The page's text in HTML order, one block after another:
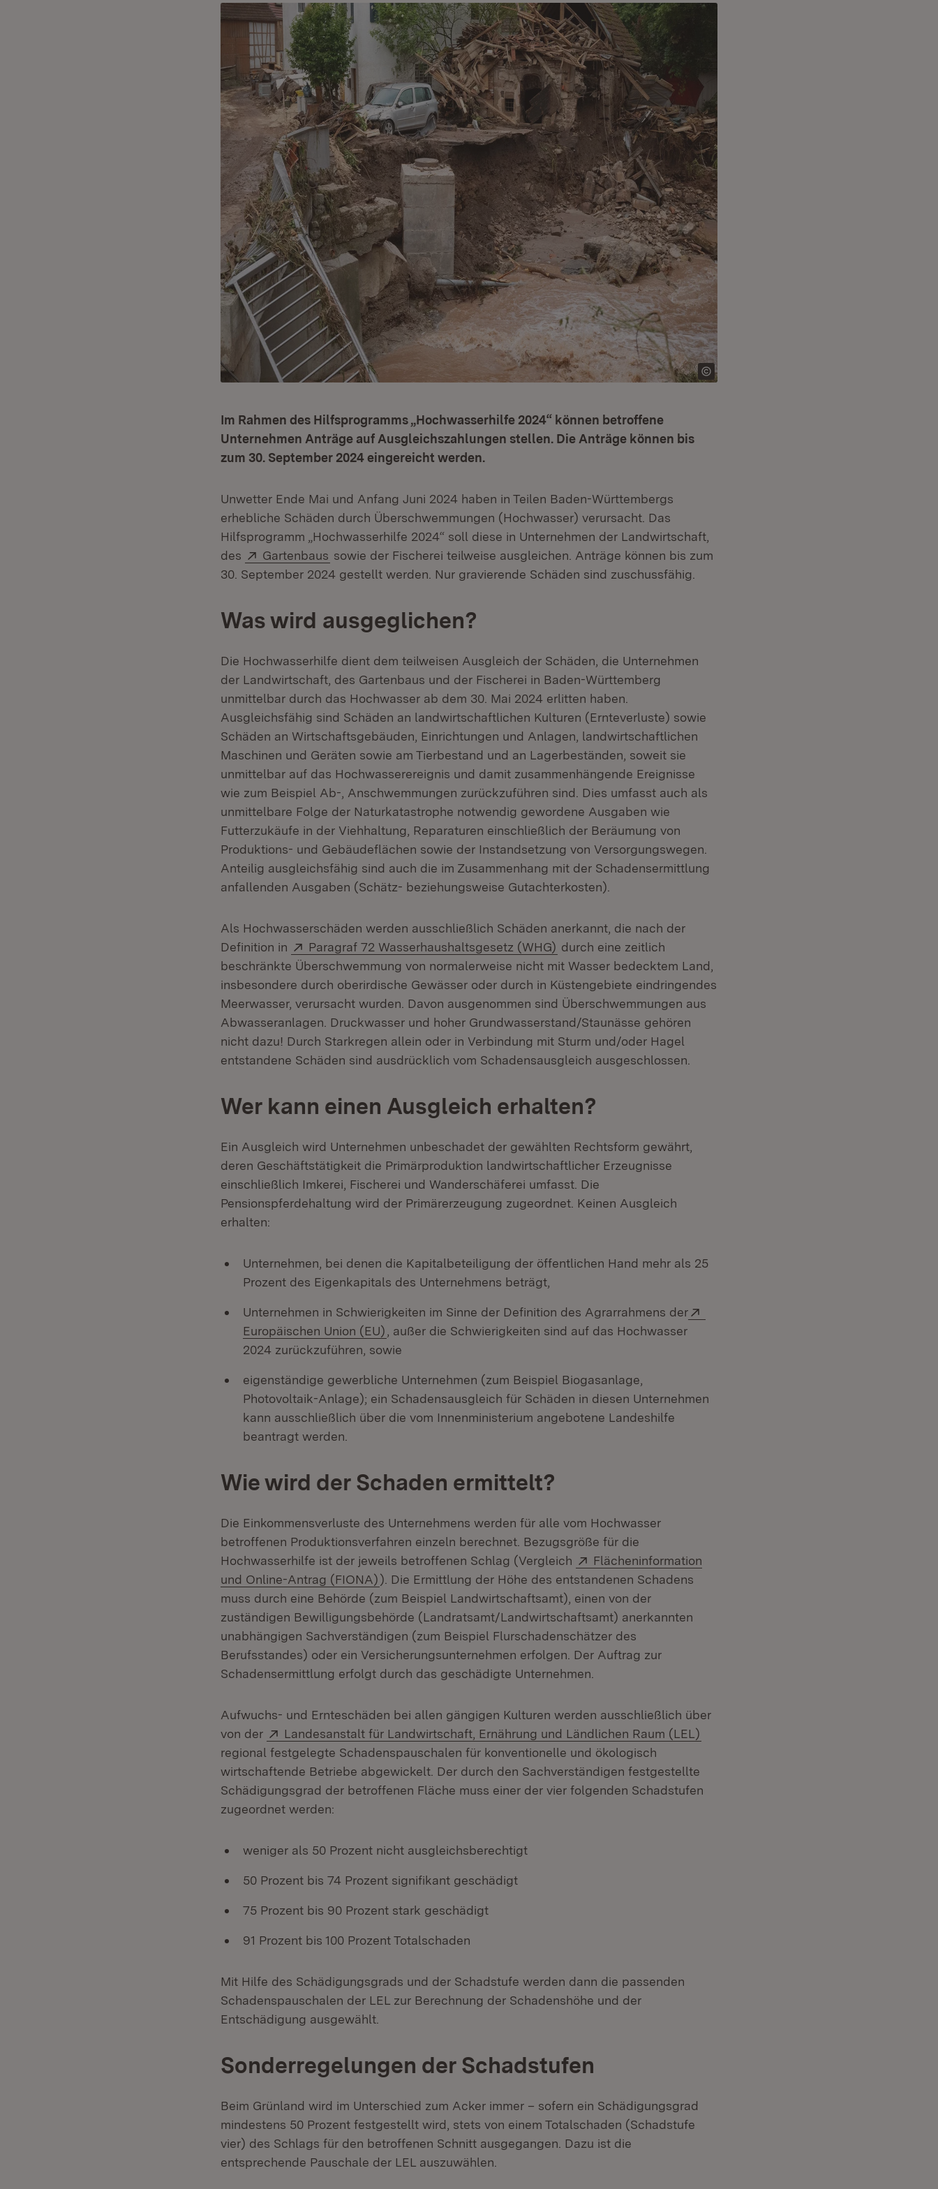
Im Rahmen des Hilfsprogramms „Hochwasserhilfe 2024“ können betroffene
Unternehmen Anträge auf Ausgleichszahlungen stellen. Die Anträge können bis
zum 30. September 2024 eingereicht werden.
Unwetter Ende Mai und Anfang Juni 2024 haben in Teilen Baden-Württembergs
erhebliche Schäden durch Überschwemmungen (Hochwasser) verursacht. Das
Hilfsprogramm „Hochwasserhilfe 2024“ soll diese in Unternehmen der Landwirtschaft,
des
Extern:
Gartenbaus (Öffnet in neuem Fenster)
sowie der Fischerei teilweise ausgleichen. Anträge können bis zum
30. September 2024 gestellt werden. Nur gravierende Schäden sind zuschussfähig.
Was wird ausgeglichen?
Die Hochwasserhilfe dient dem teilweisen Ausgleich der Schäden, die Unternehmen
der Landwirtschaft, des Gartenbaus und der Fischerei in Baden-Württemberg
unmittelbar durch das Hochwasser ab dem 30. Mai 2024 erlitten haben.
Ausgleichsfähig sind Schäden an landwirtschaftlichen Kulturen (Ernteverluste) sowie
Schäden an Wirtschaftsgebäuden, Einrichtungen und Anlagen, landwirtschaftlichen
Maschinen und Geräten sowie am Tierbestand und an Lagerbeständen, soweit sie
unmittelbar auf das Hochwasserereignis und damit zusammenhängende Ereignisse
wie zum Beispiel Ab-, Anschwemmungen zurückzuführen sind. Dies umfasst auch als
unmittelbare Folge der Naturkatastrophe notwendig gewordene Ausgaben wie
Futterzukäufe in der Viehhaltung, Reparaturen einschließlich der Beräumung von
Produktions- und Gebäudeflächen sowie der Instandsetzung von Versorgungswegen.
Anteilig ausgleichsfähig sind auch die im Zusammenhang mit der Schadensermittlung
anfallenden Ausgaben (Schätz- beziehungsweise Gutachterkosten).
Als Hochwasserschäden werden ausschließlich Schäden anerkannt, die nach der
Definition in
Extern:
Paragraf 72 Wasserhaushaltsgesetz (WHG) (Öffnet in neuem Fenster)
durch eine zeitlich
beschränkte Überschwemmung von normalerweise nicht mit Wasser bedecktem Land,
insbesondere durch oberirdische Gewässer oder durch in Küstengebiete eindringendes
Meerwasser, verursacht wurden. Davon ausgenommen sind Überschwemmungen aus
Abwasseranlagen. Druckwasser und hoher Grundwasserstand/Staunässe gehören
nicht dazu! Durch Starkregen allein oder in Verbindung mit Sturm und/oder Hagel
entstandene Schäden sind ausdrücklich vom Schadensausgleich ausgeschlossen.
Wer kann einen Ausgleich erhalten?
Ein Ausgleich wird Unternehmen unbeschadet der gewählten Rechtsform gewährt,
deren Geschäftstätigkeit die Primärproduktion landwirtschaftlicher Erzeugnisse
einschließlich Imkerei, Fischerei und Wanderschäferei umfasst. Die
Pensionspferdehaltung wird der Primärerzeugung zugeordnet. Keinen Ausgleich
erhalten:
Unternehmen, bei denen die Kapitalbeteiligung der öffentlichen Hand mehr als 25
Prozent des Eigenkapitals des Unternehmens beträgt,
Unternehmen in Schwierigkeiten im Sinne der Definition des Agrarrahmens der
Europäischen Union (EU) (Öffnet in neuem Fenster)
, außer die Schwierigkeiten sind auf das Hochwasser
2024 zurückzuführen, sowie
eigenständige gewerbliche Unternehmen (zum Beispiel Biogasanlage,
Photovoltaik-Anlage); ein Schadensausgleich für Schäden in diesen Unternehmen
kann ausschließlich über die vom Innenministerium angebotene Landeshilfe
beantragt werden.
Wie wird der Schaden ermittelt?
Die Einkommensverluste des Unternehmens werden für alle vom Hochwasser
betroffenen Produktionsverfahren einzeln berechnet. Bezugsgröße für die
Hochwasserhilfe ist der jeweils betroffenen Schlag (Vergleich
Extern:
Flächeninformation
und Online-Antrag (FIONA)(Öffnet in neuem Fenster)
). Die Ermittlung der Höhe des entstandenen Schadens
muss durch eine Behörde (zum Beispiel Landwirtschaftsamt), einen von der
zuständigen Bewilligungsbehörde (Landratsamt/Landwirtschaftsamt) anerkannten
unabhängigen Sachverständigen (zum Beispiel Flurschadenschätzer des
Berufsstandes) oder ein Versicherungsunternehmen erfolgen. Der Auftrag zur
Schadensermittlung erfolgt durch das geschädigte Unternehmen.
Aufwuchs- und Ernteschäden bei allen gängigen Kulturen werden ausschließlich über
von der
Extern:
Landesanstalt für Landwirtschaft, Ernährung und Ländlichen Raum (LEL)
regional festgelegte Schadenspauschalen für konventionelle und ökologisch
wirtschaftende Betriebe abgewickelt. Der durch den Sachverständigen festgestellte
Schädigungsgrad der betroffenen Fläche muss einer der vier folgenden Schadstufen
zugeordnet werden:
weniger als 50 Prozent nicht ausgleichsberechtigt
50 Prozent bis 74 Prozent signifikant geschädigt
75 Prozent bis 90 Prozent stark geschädigt
91 Prozent bis 100 Prozent Totalschaden
Mit Hilfe des Schädigungsgrads und der Schadstufe werden dann die passenden
Schadenspauschalen der LEL zur Berechnung der Schadenshöhe und der
Entschädigung ausgewählt.
Sonderregelungen der Schadstufen
Beim Grünland wird im Unterschied zum Acker immer – sofern ein Schädigungsgrad
mindestens 50 Prozent festgestellt wird, stets von einem Totalschaden (Schadstufe
vier) des Schlags für den betroffenen Schnitt ausgegangen. Dazu ist die
entsprechende Pauschale der LEL auszuwählen.